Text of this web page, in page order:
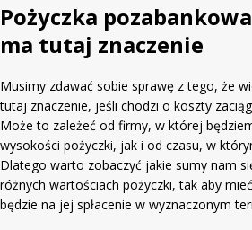
Pożyczka
ma tutaj znaczenie
Musimy zdawać sobie sprawę z tego, że
tutaj znaczenie, jeśli chodzi o koszty
Może to zależeć od firmy, w której
wysokości pożyczki, jak i od czasu, w
Dlatego warto zobaczyć jakie sumy nam
różnych wartościach pożyczki, tak aby
będzie na jej spłacenie w wyznaczonym